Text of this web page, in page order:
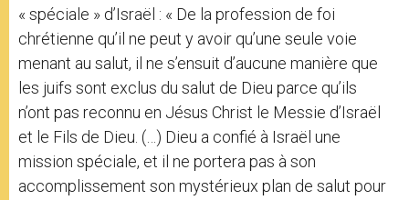
« spéciale » d’Israël : « De la profession de foi
chrétienne qu’il ne peut y avoir qu’une seule voie
menant au salut, il ne s’ensuit d’aucune manière que
les juifs sont exclus du salut de Dieu parce qu’ils
n’ont pas reconnu en Jésus Christ le Messie d’Israël
et le Fils de Dieu. (…) Dieu a confié à Israël une
mission spéciale, et il ne portera pas à son
accomplissement son mystérieux plan de salut pour